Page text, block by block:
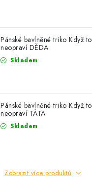
Pánské bavlněné triko Když to
neopraví DĚDA
Skladem
Pánské bavlněné triko Když to
neopraví TÁTA
Skladem
Zobrazit více produktů